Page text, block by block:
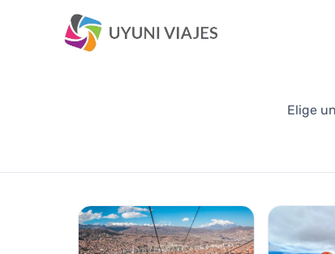
Elige